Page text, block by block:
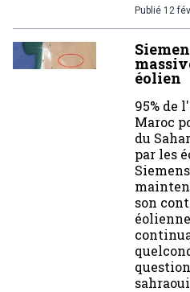
Publié 12
éolien
95% de
Maroc
du
par les
son